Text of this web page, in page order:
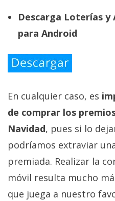
Descarga Loterías y
para Android
En cualquier caso, es
de comprar los
Navidad, pues si lo
podríamos extraviar
premiada. Realizar la
móvil resulta mucho
que juega a nuestro